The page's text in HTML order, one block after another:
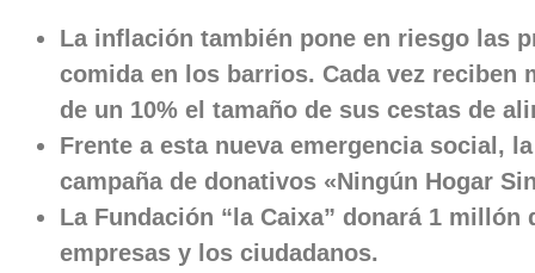
La inflación también pone en riesgo las
comida en los barrios. Cada vez reciben
de un 10% el tamaño de sus cestas de
Frente a esta nueva emergencia social,
campaña de donativos «Ningún Hogar
La Fundación “la Caixa” donará 1
empresas y los ciudadanos.